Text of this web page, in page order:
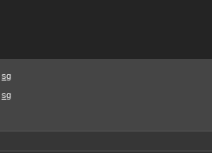
sg
sg